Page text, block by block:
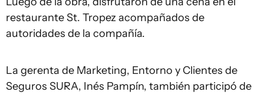
restaurante St. Tropez acompañados de
autoridades de la compañía.
La gerenta de Marketing, Entorno y Clientes de
Seguros SURA, Inés Pampín, también participó de